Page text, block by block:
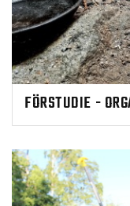
FÖRSTUDIE -